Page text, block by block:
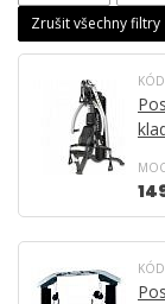
Zrušit všechny filtry